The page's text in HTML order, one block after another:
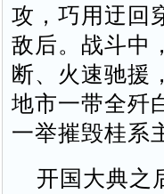
攻，巧用迂回
敌后。战斗中
断、火速驰援
地市一带全歼
一举摧毁桂系
开国大典之